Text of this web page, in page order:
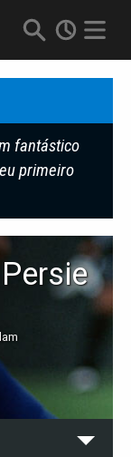
fantástico
primeiro